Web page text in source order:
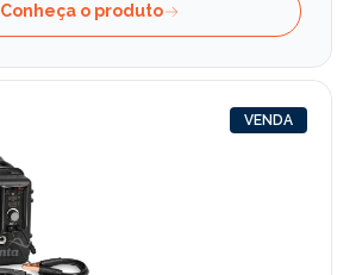
Conheça o produto
VENDA